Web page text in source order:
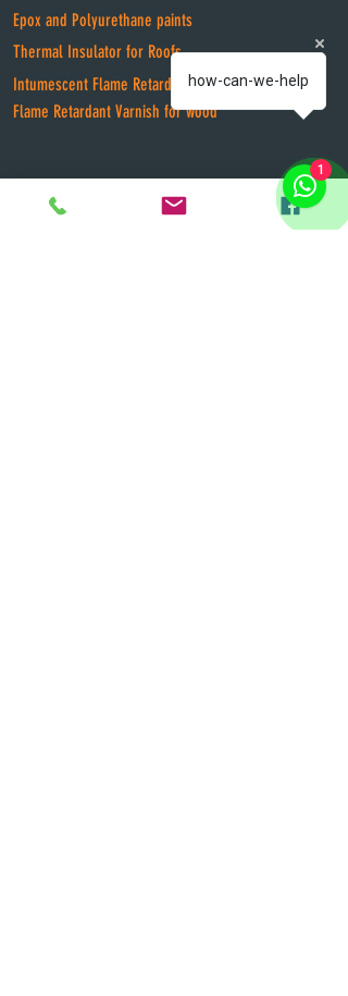
Epox and Polyurethane paints
Thermal Insulator for Roofs
Intumescent Flame Retardant Paint
Flame Retardant Varnish for wood
how-can-we-help
1